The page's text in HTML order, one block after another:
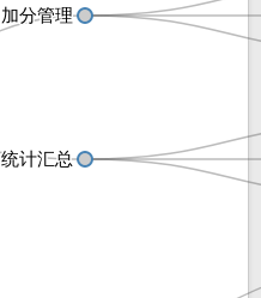
统计汇总
统计汇总
加分管理
加分管理